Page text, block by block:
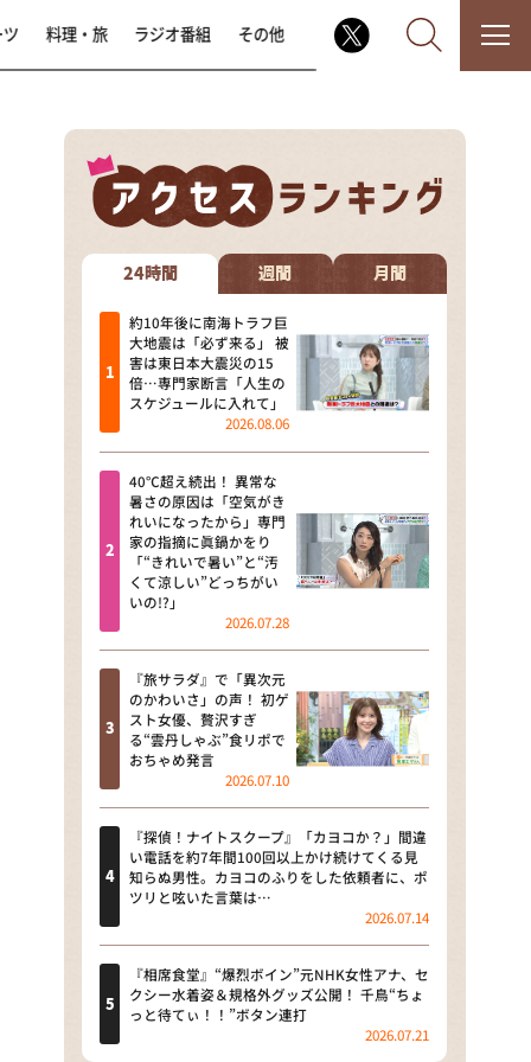
なるみ・岡村の過ぎるTV
相席食堂
これ余談なんですけど・・・
～人生密着トークバラエティ！
～ やすとものいたって真剣です
探偵！ナイトスクープ
news おかえり
河合＆A.B.C-Z塚田×福井アナ
「なんでやねん！？」（news お
かえり）
DAIGOも台所 ～きょうの献立 何
にする？～
本日はダイアンなり！シーズン２
朝だ！生です旅サラダ
教えて！ニュースライブ 正義の
ミカタ
ＬＩＦＥ～夢のカタチ～
新婚さんいらっしゃい！
ポツンと一軒家
ザキ山小屋本館
料理・旅 ラジオ番組 その他
24時間 週間 月間
約10年後に南海トラフ巨
大地震は「必ず来る」 被
害は東日本大震災の15
倍…専門家断言「人生の
スケジュールに入れて」
2026.08.06
40℃超え続出！ 異常な
暑さの原因は「空気がき
れいになったから」専門
家の指摘に眞鍋かをり
「“きれいで暑い”と“汚
くて涼しい”どっちがい
いの!?」
2026.07.28
『旅サラダ』で「異次元
のかわいさ」の声！ 初ゲ
スト女優、贅沢すぎ
る“雲丹しゃぶ”食リポで
おちゃめ発言
2026.07.10
『探偵！ナイトスクープ』「カヨコか？」間違
い電話を約7年間100回以上かけ続けてくる見
知らぬ男性。カヨコのふりをした依頼者に、ポ
ツリと呟いた言葉は…
2026.07.14
『相席食堂』“爆烈ボイン”元NHK女性アナ、セ
クシー水着姿＆規格外グッズ公開！ 千鳥“ちょ
っと待てぃ！！”ボタン連打
2026.07.21